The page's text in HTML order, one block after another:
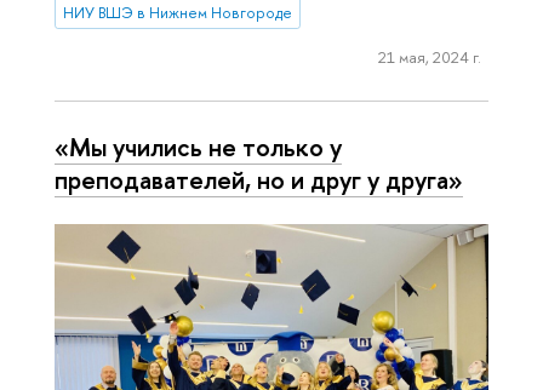
НИУ ВШЭ в Нижнем Новгороде
21 мая, 2024 г.
«Мы учились не только у
преподавателей, но и друг у друга»